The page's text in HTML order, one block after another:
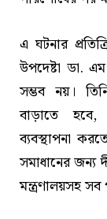
এ ঘটনার
উপদেষ্টা ডা.
সম্ভব নয়।
বাড়াতে
ব্যবস্থাপনা
সমাধানের জন্য
মন্ত্রণালয়সহ